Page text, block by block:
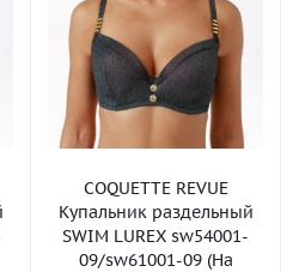
COQUETTE REVUE
Купальник раздельный
SWIM LUREX sw54001-
09/sw61001-09 (На